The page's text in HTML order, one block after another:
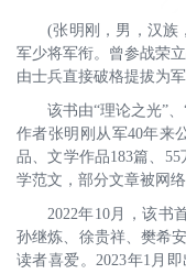
(张明刚，男，汉族
军少将军衔。曾参战荣
由士兵直接破格提拔为
该书由“理论之光”
作者张明刚从军40年来
品、文学作品183篇、
学范文，部分文章被网
2022年10月，该书
孙继炼、徐贵祥、樊希
读者喜爱。2023年1月